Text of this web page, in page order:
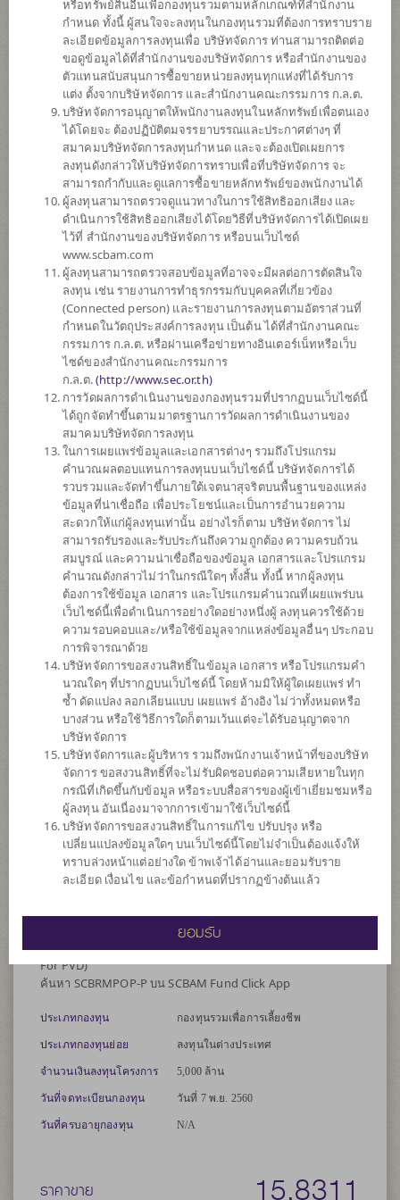
6
ตั้งแต่ต้นปี
+6.77%
ข้อมูล ณวันที่ 4 สิงหาคม 2569
มูลค่าหน่วยลงทุน
15.8310
0.2125
ข้อมูล ณ วันที่ 4 ส.ค. 2569
*ตามสกุลเงินของกองทุน
ข้อมูลสรุป
ผลการดำเนินงาน
ข้อมูลการ
ดาวน์โหลดเอกสาร
ปฏิทินวันหยุด
นโยบาย
ลงทุนง่ายๆ ผ่าน SCB EASY คลิก
เน้นลงทุนในหน่วยลงทุนของกองทุนรวมต่างประเทศเพียงกองทุน
เดียว (Feeder Fund) ได้แก่ Fidelity Funds - Global
Demographics Fund, class Y-ACC-USD (กองทุนหลัก) กองทุน
หลักลงทุนในหุ้นของบริษัททั่วโลกที่ได้ประโยชน์จากการ
เปลี่ยนแปลงโครงสร้างประชากร ได้แก่ ธุรกิจการแพทย์และ
อุตสาหกรรมการบริโภคที่ได้รับประโยชน์จากอายุของประชากร
ที่ยืนยาวขึ้น จำนวนของประชากรชนชั้นกลางที่เพิ่มปริมาณสูง
ขึ้น และการเติบโตของประชากร เป็นต้น โดยทรัพย์สินที่ลงทุนจะ
มีการลงทุนในตลาดเกิดใหม่ไม่เกิน 30% ของมูลค่าทรัพย์สิน
กองทุนอาจลงทุนในสัญญาซื้อขายล่วงหน้า (Derivatives) เพื่อ
เพิ่มประสิทธิภาพการบริหารการลงทุน (Efficient portfolio
management) และ/หรือการบริหารความเสี่ยง โดยป้องกัน
ความเสี่ยงจากอัตราแลกเปลี่ยน (Hedging) ตามดุลยพินิจของผู้
จัดการกองทุน
รองรับการโอนย้ายเงินลงทุนจากกองทุนสำรองเลี้ยงชีพ (RMF
For PVD)
ค้นหา SCBRMPOP-P บน SCBAM Fund Click App
ประเภทกองทุน กองทุนรวมเพื่อการเลี้ยงชีพ
ประเภทกองทุนย่อย ลงทุนในต่างประเทศ
จำนวนเงินลงทุนโครงการ 5,000 ล้าน
วันที่จดทะเบียนกองทุน วันที่ 7 พ.ย. 2560
วันที่ครบอายุกองทุน N/A
ราคาขาย 15.8311
หรือทรัพย์สินอื่นเพื่อกองทุนรวมตามหลักเกณฑ์ที่สำนักงาน
กำหนด ทั้งนี้ ผู้สนใจจะลงทุนในกองทุนรวมที่ต้องการทราบราย
ละเอียดข้อมูลการลงทุนเพื่อ บริษัทจัดการ ท่านสามารถติดต่อ
ขอดูข้อมูลได้ที่สำนักงานของบริษัทจัดการ หรือสำนักงานของ
ตัวแทนสนับสนุนการซื้อขายหน่วยลงทุนทุกแห่งที่ได้รับการ
แต่ง ตั้งจากบริษัทจัดการ และสำนักงานคณะกรรมการ ก.ล.ต.
บริษัทจัดการอนุญาตให้พนักงานลงทุนในหลักทรัพย์เพื่อตนเอง
ได้โดยจะ ต้องปฏิบัติตมจรรยาบรรณและประกาศต่างๆ ที่
สมาคมบริษัทจัดการลงทุนกำหนด และจะต้องเปิดเผยการ
ลงทุนดังกล่าวให้บริษัทจัดการทราบเพื่อที่บริษัทจัดการ จะ
สามารถกำกับและดูแลการซื้อขายหลักทรัพย์ของพนักงานได้
ผู้ลงทุนสามารถตรวจดูแนวทางในการใช้สิทธิออกเสียง และ
ดำเนินการใช้สิทธิออกเสียงได้โดยวิธีที่บริษัทจัดการได้เปิดเผย
ไว้ที่ สำนักงานของบริษัทจัดการ หรือบนเว็บไซด์
www.scbam.com
ผู้ลงทุนสามารถตรวจสอบข้อมูลที่อาจจะมีผลต่อการตัดสินใจ
ลงทุน เช่น รายงานการทำธุรกรรมกับบุคคลที่เกี่ยวข้อง
(Connected person) และรายงานการลงทุนตามอัตราส่วนที่
กำหนดในวัตถุประสงค์การลงทุน เป็นต้น ได้ที่สำนักงานคณะ
กรรมการ ก.ล.ต. หรือผ่านเครือข่ายทางอินเตอร์เน็ทหรือเว็บ
ไซด์ของสำนักงานคณะกรรมการ
ก.ล.ต.(http://www.sec.or.th)
การวัดผลการดำเนินงานของกองทุนรวมที่ปรากฏบนเว็บไซด์นี้
ได้ถูกจัดทำขึ้นตามมาตรฐานการวัดผลการดำเนินงานของ
สมาคมบริษัทจัดการลงทุน
ในการเผยแพร่ข้อมูลและเอกสารต่างๆ รวมถึงโปรแกรม
คำนวณผลตอบแทนการลงทุนบนเว็บไซด์นี้ บริษัทจัดการได้
รวบรวมและจัดทำขึ้นภายใต้เจตนาสุจริตบนพื้นฐานของแหล่ง
ข้อมูลที่น่าเชื่อถือ เพื่อประโยชน์และเป็นการอำนวยความ
สะดวกให้แก่ผู้ลงทุนเท่านั้น อย่างไรก็ตาม บริษัทจัดการ ไม่
สามารถรับรองและรับประกันถึงความถูกต้อง ความครบถ้วน
สมบูรณ์ และความน่าเชื่อถือของข้อมูล เอกสารและโปรแกรม
คำนวณดังกล่าวไม่ว่าในกรณีใดๆ ทั้งสิ้น ทั้งนี้ หากผู้ลงทุน
ต้องการใช้ข้อมูล เอกสาร และโปรแกรมคำนวณที่เผยแพร่บน
เว็บไซด์นี้เพื่อดำเนินการอย่างใดอย่างหนึ่งผู้ ลงทุนควรใช้ด้วย
ความรอบคอบและ/หรือใช้ข้อมูลจากแหล่งข้อมูลอื่นๆ ประกอบ
การพิจารณาด้วย
บริษัทจัดการขอสงวนสิทธิ์ในข้อมูล เอกสาร หรือโปรแกรมคำ
นวณใดๆ ที่ปรากฏบนเว็บไซด์นี้ โดยห้ามมิให้ผู้ใดเผยแพร่ ทำ
ซ้ำ ดัดแปลง ลอกเลียนแบบ เผยแพร่ อ้างอิง ไม่ว่าทั้งหมดหรือ
บางส่วน หรือใช้วิธีการใดก็ตามเว้นแต่จะได้รับอนุญาตจาก
บริษัทจัดการ
บริษัทจัดการและผู้บริหาร รวมถึงพนักงานเจ้าหน้าที่ของบริษัท
จัดการ ขอสงวนสิทธิ์ที่จะไม่รับผิดชอบต่อความเสียหายในทุก
กรณีที่เกิดขึ้นกับข้อมูล หรือระบบสื่อสารของผู้เข้าเยี่ยมชมหรือ
ผู้ลงทุน อันเนื่องมาจากการเข้ามาใช้เว็บไซด์นี้
บริษัทจัดการขอสงวนสิทธิ์ในการแก้ไข ปรับปรุง หรือ
เปลี่ยนแปลงข้อมูลใดๆ บนเว็บไซด์นี้โดยไม่จำเป็นต้องแจ้งให้
ทราบล่วงหน้าแต่อย่างใด ข้าพเจ้าได้อ่านและยอมรับราย
ละเอียด เงื่อนไข และข้อกำหนดที่ปรากฏข้างต้นแล้ว
ยอมรับ